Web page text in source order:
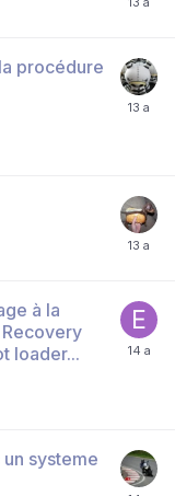
procédure
à la
loader...
systeme